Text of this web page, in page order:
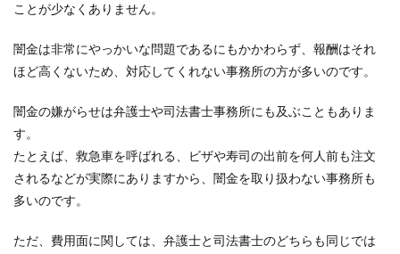
ことが少なくありません。
闇金は非常にやっかいな問題であるにもかかわらず、報酬はそれ
ほど高くないため、対応してくれない事務所の方が多いのです。
闇金の嫌がらせは弁護士や司法書士事務所にも及ぶこともありま
す。
たとえば、救急車を呼ばれる、ビザや寿司の出前を何人前も注文
されるなどが実際にありますから、闇金を取り扱わない事務所も
多いのです。
ただ、費用面に関しては、弁護士と司法書士のどちらも同じでは